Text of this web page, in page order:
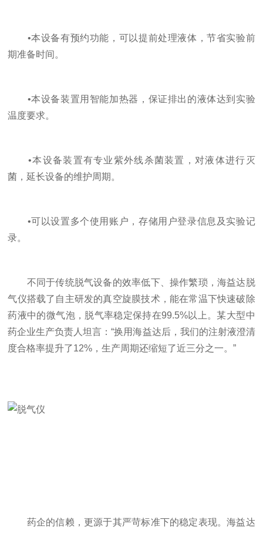
•本设备有预约功能，可以提前处理液体，节省实验前
期准备时间。
•本设备装置用智能加热器，保证排出的液体达到实验
温度要求。
•本设备装置有专业紫外线杀菌装置，对液体进行灭
菌，延长设备的维护周期。
•可以设置多个使用账户，存储用户登录信息及实验记
录。
不同于传统脱气设备的效率低下、操作繁琐，海益达脱
气仪搭载了自主研发的真空旋膜技术，能在常温下快速破除
药液中的微气泡，脱气率稳定保持在99.5%以上。某大型中
药企业生产负责人坦言：“换用海益达后，我们的注射液澄清
度合格率提升了12%，生产周期还缩短了近三分之一。”
药企的信赖，更源于其严苛标准下的稳定表现。海益达